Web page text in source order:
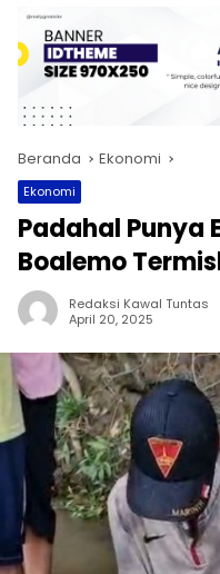
Beranda Ekonomi
Ekonomi
Padahal Punya
Boalemo
Redaksi Kawal Tuntas
April 20, 2025